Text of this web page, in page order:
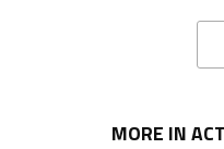
MORE IN